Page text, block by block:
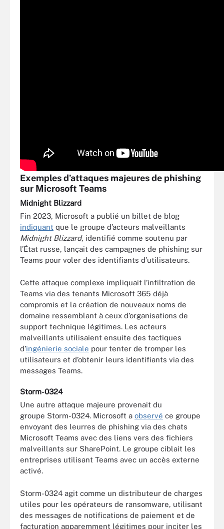
Exemples d’attaques majeures de phishing
sur Microsoft Teams
Midnight Blizzard
Fin 2023, Microsoft a publié un billet de blog
indiquant que le groupe d’acteurs malveillants
Midnight Blizzard, identifié comme soutenu par
l’État russe, lançait des campagnes de phishing sur
Teams pour voler des identifiants d’utilisateurs.
Cette attaque complexe impliquait l’infiltration de
Teams via des tenants Microsoft 365 déjà
compromis et la création de nouveaux noms de
domaine ressemblant à ceux d’organisations de
support technique légitimes. Les acteurs
malveillants utilisaient ensuite des tactiques
d’ingénierie sociale pour tenter de tromper les
utilisateurs et d’obtenir leurs identifiants via des
messages Teams.
Storm-0324
Une autre attaque majeure provenait du
groupe Storm-0324. Microsoft a observé ce groupe
envoyant des leurres de phishing via des chats
Microsoft Teams avec des liens vers des fichiers
malveillants sur SharePoint. Le groupe ciblait les
entreprises utilisant Teams avec un accès externe
activé.
Storm-0324 agit comme un distributeur de charges
utiles pour les opérateurs de ransomware, utilisant
des messages de notifications de paiement et de
facturation apparemment légitimes pour inciter les